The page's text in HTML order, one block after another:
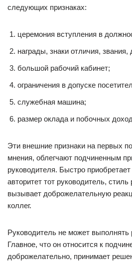
следующих признаках:
церемония вступления в
награды, знаки отличия, звания,
большой рабочий кабинет;
ограничения в допуске
служебная машина;
размер оклада и побочных
Эти внешние признаки на первых
мнения, облегчают подчиненным
руководителя. Быстро
авторитет тот руководитель, стиль
вызывает доброжелательную
коллег.
Руководитель не может
Главное, что он относится к
доброжелательно, принимает